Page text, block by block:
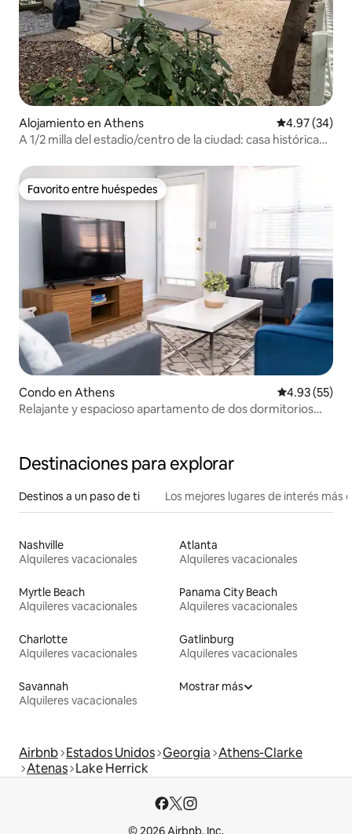
Alojamiento en Athens Calificación
4.97 (34)
A 1/2 milla del estadio/centro de la ciudad: casa histórica
Favorito entre huéspedes
Favorito entre huéspedes
Condo en Athens Calificación
4.93 (55)
Relajante y espacioso apartamento de dos dormitorios
Destinaciones para explorar
Destinos a un paso de ti Los mejores lugares de interés más
Nashville
Alquileres vacacionales
Atlanta
Alquileres vacacionales
Myrtle Beach
Alquileres vacacionales
Panama City Beach
Alquileres vacacionales
Charlotte
Alquileres vacacionales
Gatlinburg
Alquileres vacacionales
Savannah
Alquileres vacacionales
Mostrar más
Airbnb Estados Unidos Georgia Athens-Clarke
Atenas Lake Herrick
© 2026 Airbnb, Inc.